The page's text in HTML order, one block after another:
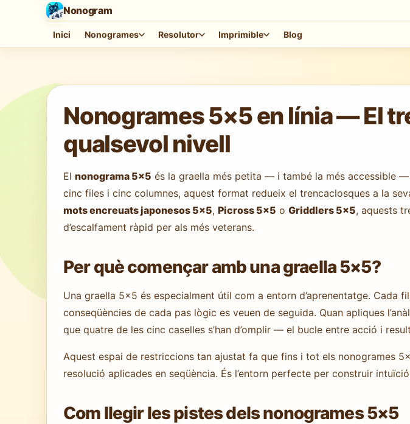
Nonogram
Inici Nonogrames Resolutor Imprimible Blog
Carregant el joc…
Nonogrames 5×5 en línia — El
qualsevol nivell
El nonograma 5×5 és la graella més petita — i també la més accessible
cinc files i cinc columnes, aquest format redueix el trencaclosques a la
mots encreuats japonesos 5×5, Picross 5×5 o Griddlers 5×5, aquests
d’escalfament ràpid per als més veterans.
Per què començar amb una graella 5×5?
Una graella 5×5 és especialment útil com a entorn d’aprenentatge. Cada
conseqüències de cada pas lògic es veuen de seguida. Quan apliques
que quatre de les cinc caselles s’han d’omplir — el bucle entre acció i
Aquest espai de restriccions tan ajustat fa que fins i tot els nonogrames
resolució aplicades en seqüència. És l’entorn perfecte per construir
Com llegir les pistes dels nonogrames 5×5